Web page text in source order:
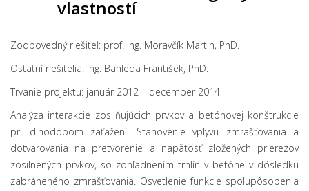
vlastností
Zodpovedný riešiteľ: prof. Ing. Moravčík Martin, PhD.
Ostatní riešitelia: Ing. Bahleda František, PhD.
Trvanie projektu: január 2012 – december 2014
Analýza interakcie zosilňujúcich prvkov a betónovej konštrukcie
pri dlhodobom zaťažení. Stanovenie vplyvu zmrašťovania a
dotvarovania na pretvorenie a napätosť zložených prierezov
zosilnených prvkov, so zohľadnením trhlín v betóne v dôsledku
zabráneného zmrašťovania. Osvetlenie funkcie spolupôsobenia